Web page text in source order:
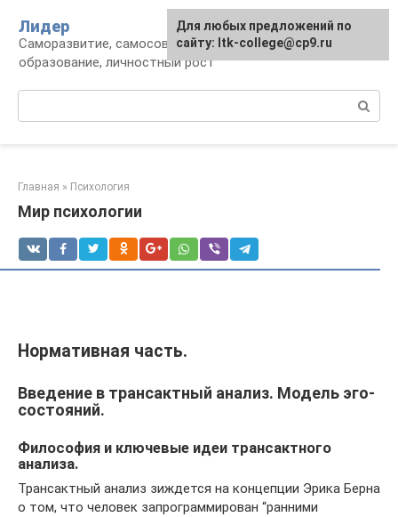
контенту
Лидер
Саморазвитие, самосовершенствование,
образование, личностный рост
Главная » Психология
Мир психологии
Нормативная часть.
Введение в трансактный анализ. Модель эго-
состояний.
Философия и ключевые идеи трансактного
анализа.
Трансактный анализ зиждется на концепции Эрика Берна
о том, что человек запрограммирован “ранними
Для любых предложений по
сайту: ltk-college@cp9.ru